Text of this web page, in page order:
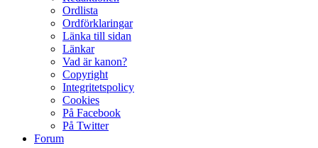
Ordlista
Ordförklaringar
Länka till sidan
Länkar
Vad är kanon?
Copyright
Integritetspolicy
Cookies
På Facebook
På Twitter
Forum